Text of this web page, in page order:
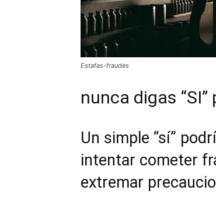
Estafas-fraudes
nunca digas
Un simple “sí”
intentar cometer
extremar